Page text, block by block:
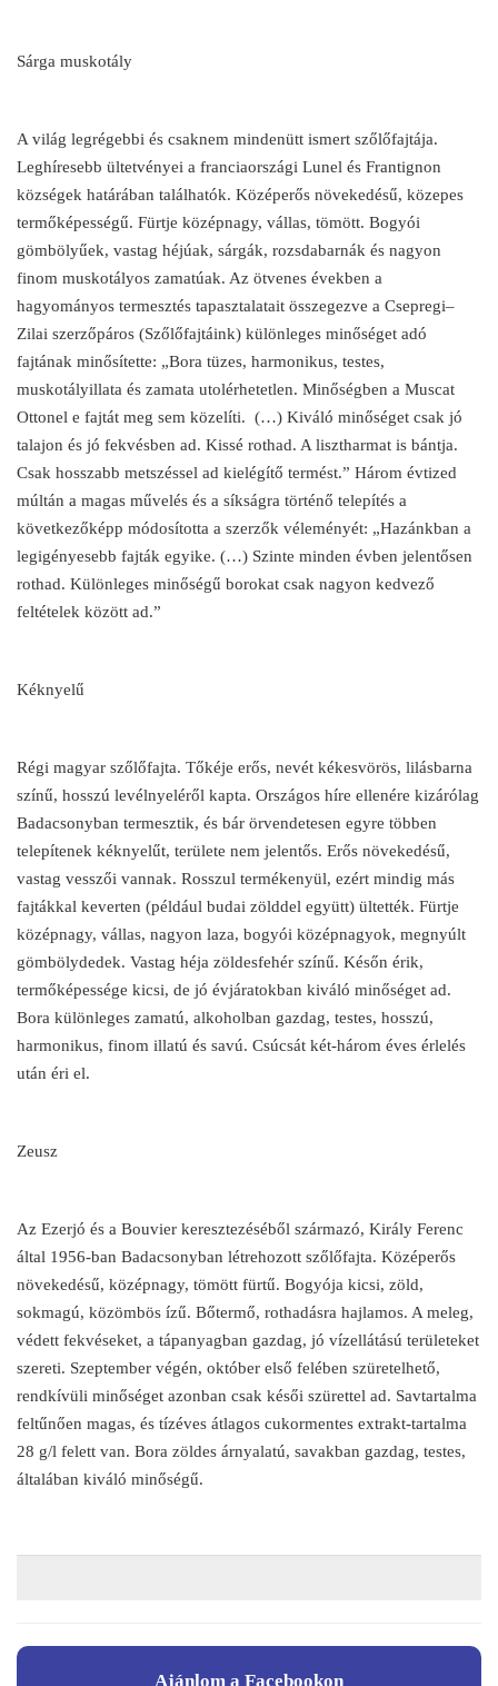
Sárga muskotály
A világ legrégebbi és csaknem mindenütt ismert szőlőfajtája.
Leghíresebb ültetvényei a franciaországi Lunel és Frantignon
községek határában találhatók. Középerős növekedésű, közepes
termőképességű. Fürtje középnagy, vállas, tömött. Bogyói
gömbölyűek, vastag héjúak, sárgák, rozsdabarnák és nagyon
finom muskotályos zamatúak. Az ötvenes években a
hagyományos termesztés tapasztalatait összegezve a Csepregi–
Zilai szerzőpáros (Szőlőfajtáink) különleges minőséget adó
fajtának minősítette: „Bora tüzes, harmonikus, testes,
muskotályillata és zamata utolérhetetlen. Minőségben a Muscat
Ottonel e fajtát meg sem közelíti. (…) Kiváló minőséget csak jó
talajon és jó fekvésben ad. Kissé rothad. A lisztharmat is bántja.
Csak hosszabb metszéssel ad kielégítő termést.” Három évtized
múltán a magas művelés és a síkságra történő telepítés a
következőképp módosította a szerzők véleményét: „Hazánkban a
legigényesebb fajták egyike. (…) Szinte minden évben jelentősen
rothad. Különleges minőségű borokat csak nagyon kedvező
feltételek között ad.”
Kéknyelű
Régi magyar szőlőfajta. Tőkéje erős, nevét kékesvörös, lilásbarna
színű, hosszú levélnyeléről kapta. Országos híre ellenére kizárólag
Badacsonyban termesztik, és bár örvendetesen egyre többen
telepítenek kéknyelűt, területe nem jelentős. Erős növekedésű,
vastag vesszői vannak. Rosszul termékenyül, ezért mindig más
fajtákkal keverten (például budai zölddel együtt) ültették. Fürtje
középnagy, vállas, nagyon laza, bogyói középnagyok, megnyúlt
gömbölydedek. Vastag héja zöldesfehér színű. Későn érik,
termőképessége kicsi, de jó évjáratokban kiváló minőséget ad.
Bora különleges zamatú, alkoholban gazdag, testes, hosszú,
harmonikus, finom illatú és savú. Csúcsát két-három éves érlelés
után éri el.
Zeusz
Az Ezerjó és a Bouvier keresztezéséből származó, Király Ferenc
által 1956-ban Badacsonyban létrehozott szőlőfajta. Középerős
növekedésű, középnagy, tömött fürtű. Bogyója kicsi, zöld,
sokmagú, közömbös ízű. Bőtermő, rothadásra hajlamos. A meleg,
védett fekvéseket, a tápanyagban gazdag, jó vízellátású területeket
szereti. Szeptember végén, október első felében szüretelhető,
rendkívüli minőséget azonban csak késői szürettel ad. Savtartalma
feltűnően magas, és tízéves átlagos cukormentes extrakt-tartalma
28 g/l felett van. Bora zöldes árnyalatú, savakban gazdag, testes,
általában kiváló minőségű.
Ajánlom a Facebookon